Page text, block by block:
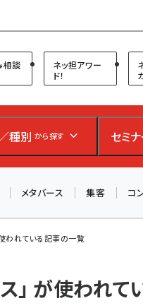
ラム
相談
ネッ担アワー
ド！
種別 から探す セミ
メタバース 集客 コ
われている記事の一覧
」 が使われて
を代行する時代に打つべ
オイシックス、元UA責任
ミナー（8/26＠東京）【交流